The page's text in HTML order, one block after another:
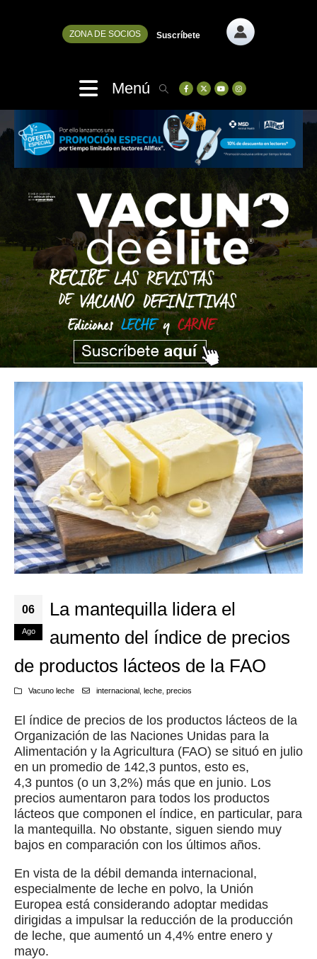
ZONA DE SOCIOS Suscríbete
Menú
06
Ago
La mantequilla lidera el
aumento del índice de precios
de productos lácteos de la FAO
Vacuno leche internacional , leche, precios
El índice de precios de los productos lácteos de la
Organización de las Naciones Unidas para la
Alimentación y la Agricultura (FAO) se situó en julio
en un promedio de 142,3 puntos, esto es,
4,3 puntos (o un 3,2%) más que en junio. Los
precios aumentaron para todos los productos
lácteos que componen el índice, en particular, para
la mantequilla. No obstante, siguen siendo muy
bajos en comparación con los últimos años.
En vista de la débil demanda internacional,
especialmente de leche en polvo, la Unión
Europea está considerando adoptar medidas
dirigidas a impulsar la reducción de la producción
de leche, que aumentó un 4,4% entre enero y
mayo.